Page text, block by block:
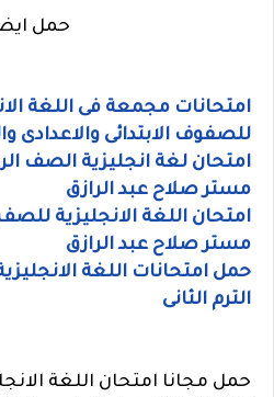
حمل
امتحانات مجمعة فى اللغة
للصفوف الابتدائى والاعدادى
امتحان لغة انجليزية الصف
مستر صلاح عبد الرازق
امتحان اللغة الانجليزية
مستر صلاح عبد الرازق
حمل امتحانات اللغة
الترم الثانى
حمل مجانا امتحان اللغة